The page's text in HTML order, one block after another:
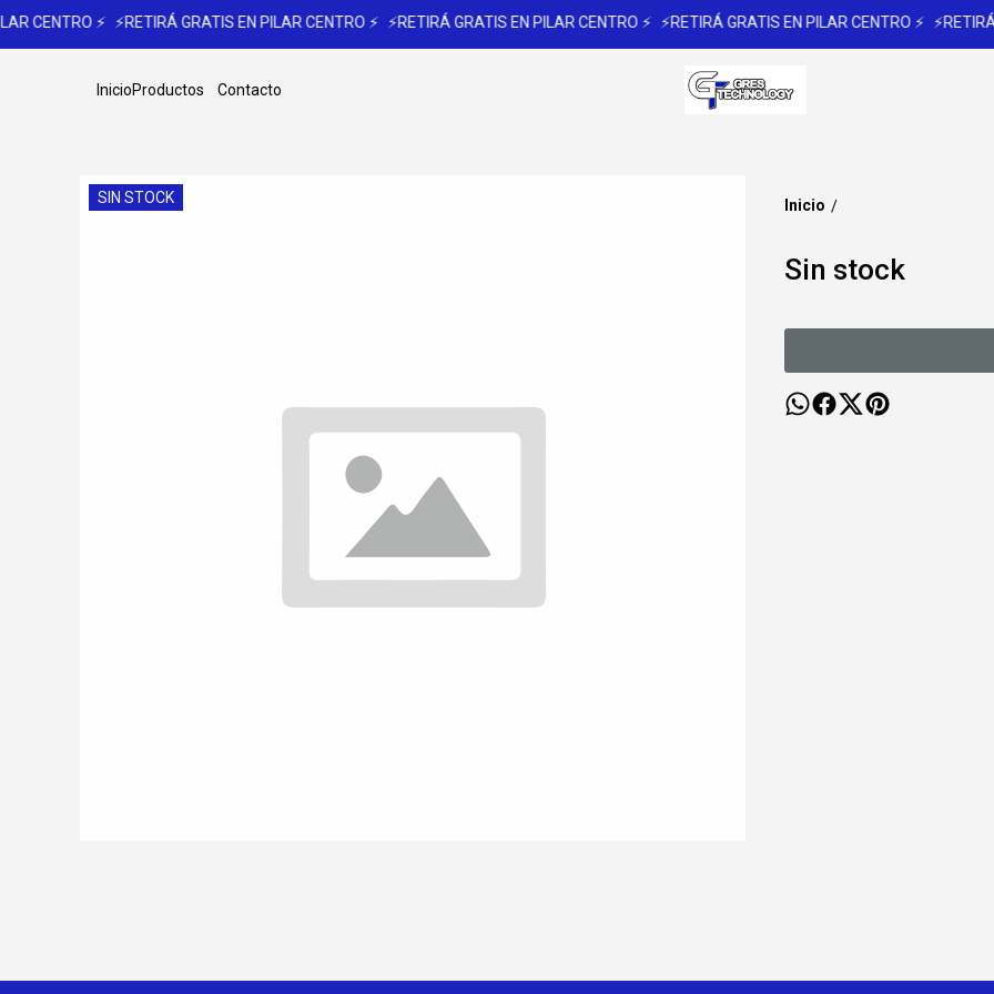
CENTRO ⚡ ⚡RETIRÁ GRATIS EN PILAR CENTRO ⚡ ⚡RETIRÁ GRATIS EN PILAR CENTRO ⚡ ⚡RETIRÁ GRATIS EN PILAR CENTRO ⚡
InicioProductos Contacto
SIN STOCK Inicio /
Sin stock